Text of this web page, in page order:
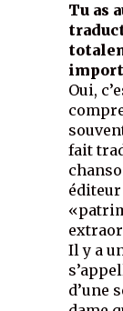
Tu as
Oui,
fait
éditeur
Il y a
d’une